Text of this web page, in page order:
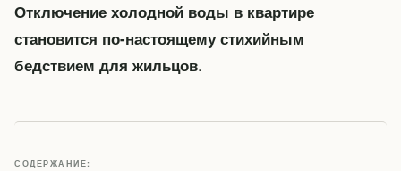
Отключение холодной воды в квартире
становится по-настоящему стихийным
бедствием для жильцов.
СОДЕРЖАНИЕ: